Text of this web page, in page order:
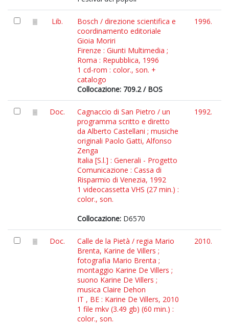
Lib.
Bosch / direzione scientifica e
coordinamento editoriale
Gioia Moriri
Firenze : Giunti Multimedia ;
Roma : Repubblica, 1996
1 cd-rom : color., son. +
catalogo
Collocazione: 709.2 / BOS
1996.
Doc.
Cagnaccio di San Pietro / un
programma scritto e diretto
da Alberto Castellani ; musiche
originali Paolo Gatti, Alfonso
Zenga
Italia [S.l.] : Generali - Progetto
Comunicazione : Cassa di
Risparmio di Venezia, 1992
1 videocassetta VHS (27 min.) :
color., son.
Collocazione: D6570
1992.
Doc.
Calle de la Pietà / regia Mario
Brenta, Karine de Villers ;
fotografia Mario Brenta ;
montaggio Karine De Villers ;
suono Karine De Villers ;
musica Claire Dehon
IT , BE : Karine De Villers, 2010
1 file mkv (3.49 gb) (60 min.) :
color., son.
2010.